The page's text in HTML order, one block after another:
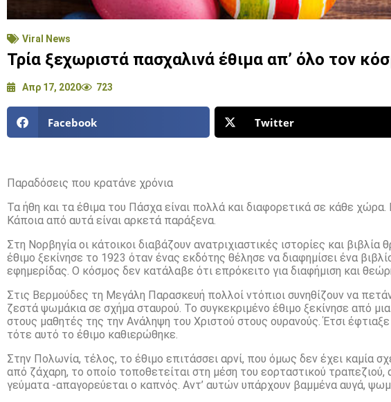
Viral News
Τρία ξεχωριστά πασχαλινά έθιμα απ’ όλο τον
Απρ 17, 2020 723
Facebook Twitter
Παραδόσεις που κρατάνε χρόνια
Τα ήθη και τα έθιμα του Πάσχα είναι πολλά και διαφορετικά σε κάθε χώρα.
Κάποια από αυτά είναι αρκετά παράξενα.
Στη Νορβηγία οι κάτοικοι διαβάζουν ανατριχιαστικές ιστορίες και
έθιμο ξεκίνησε το 1923 όταν ένας εκδότης θέλησε να διαφημίσει ένα
εφημερίδας. Ο κόσμος δεν κατάλαβε ότι επρόκειτο για διαφήμιση και
Στις Βερμούδες τη Μεγάλη Παρασκευή πολλοί ντόπιοι συνηθίζουν να
ζεστά ψωμάκια σε σχήμα σταυρού. Το συγκεκριμένο έθιμο ξεκίνησε από
στους μαθητές της την Ανάληψη του Χριστού στους ουρανούς. Έτσι
τότε αυτό το έθιμο καθιερώθηκε.
Στην Πολωνία, τέλος, το έθιμο επιτάσσει αρνί, που όμως δεν έχει καμία
από ζάχαρη, το οποίο τοποθετείται στη μέση του εορταστικού
γεύματα -απαγορεύεται ο καπνός. Αντ’ αυτών υπάρχουν βαμμένα αυγά,